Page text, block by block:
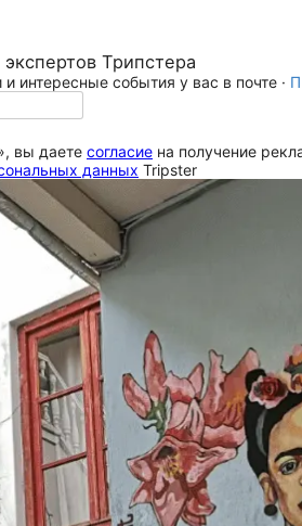
Трипстера
интересные события у вас в почте ·
вы даете согласие на получение
данных Tripster